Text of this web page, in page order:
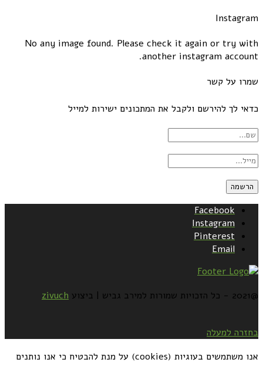
Instagram
No any image found. Please check it again or try with
another instagram account.
שמרו על קשר
כדאי לך להירשם ולקבל את המתכונים ישירות למייל
Facebook
Instagram
Pinterest
Email
@2021 - כל הזכויות שמורות למירב גביש | ביצוע zivuch
בחזרה למעלה
אנו משתמשים בעוגיות (cookies) על מנת להבטיח כי אנו נותנים